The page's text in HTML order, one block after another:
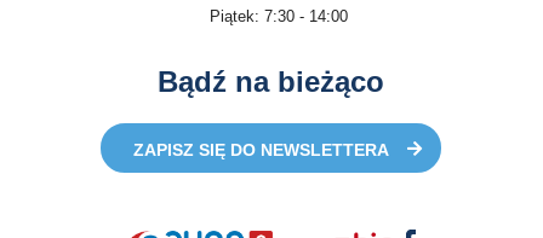
Piątek: 7:30 - 14:00
Bądź na bieżąco
ZAPISZ SIĘ DO NEWSLETTERA